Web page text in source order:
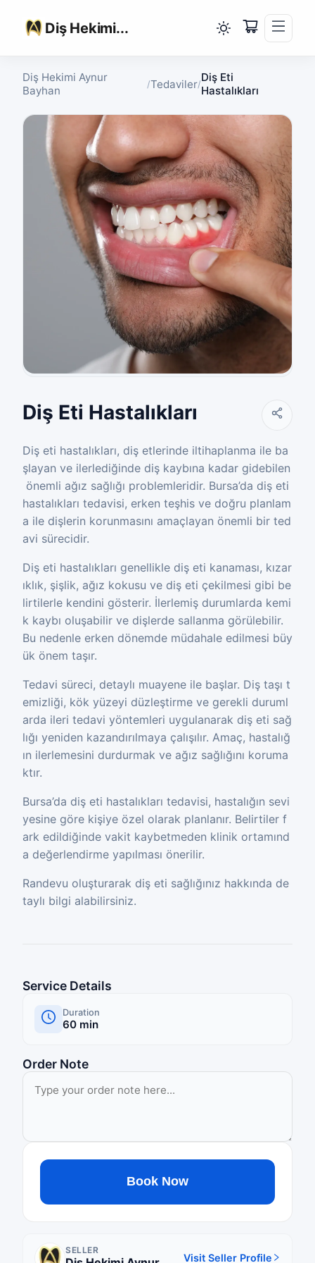
Diş Hekimi...
Diş Hekimi Aynur
Bayhan
/Tedaviler/Diş Eti
Hastalıkları
Diş Eti Hastalıkları
Diş eti hastalıkları, diş etlerinde iltihaplanma ile ba
şlayan ve ilerlediğinde diş kaybına kadar gidebilen
önemli ağız sağlığı problemleridir. Bursa’da diş eti
hastalıkları tedavisi, erken teşhis ve doğru planlam
a ile dişlerin korunmasını amaçlayan önemli bir ted
avi sürecidir.
Diş eti hastalıkları genellikle diş eti kanaması, kızar
ıklık, şişlik, ağız kokusu ve diş eti çekilmesi gibi be
lirtilerle kendini gösterir. İlerlemiş durumlarda kemi
k kaybı oluşabilir ve dişlerde sallanma görülebilir.
Bu nedenle erken dönemde müdahale edilmesi büy
ük önem taşır.
Tedavi süreci, detaylı muayene ile başlar. Diş taşı t
emizliği, kök yüzeyi düzleştirme ve gerekli duruml
arda ileri tedavi yöntemleri uygulanarak diş eti sağ
lığı yeniden kazandırılmaya çalışılır. Amaç, hastalığ
ın ilerlemesini durdurmak ve ağız sağlığını koruma
ktır.
Bursa’da diş eti hastalıkları tedavisi, hastalığın sevi
yesine göre kişiye özel olarak planlanır. Belirtiler f
ark edildiğinde vakit kaybetmeden klinik ortamınd
a değerlendirme yapılması önerilir.
Randevu oluşturarak diş eti sağlığınız hakkında de
taylı bilgi alabilirsiniz.
Service Details
Duration
60 min
Order Note
Book Now
SELLER
Visit Seller Profile